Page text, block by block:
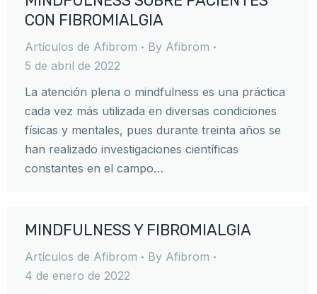
CON FIBROMIALGIA
Artículos de Afibrom By Afibrom
5 de abril de 2022
La atención plena o mindfulness es una práctica
cada vez más utilizada en diversas condiciones
físicas y mentales, pues durante treinta años se
han realizado investigaciones científicas
constantes en el campo…
MINDFULNESS Y FIBROMIALGIA
Artículos de Afibrom By Afibrom
4 de enero de 2022